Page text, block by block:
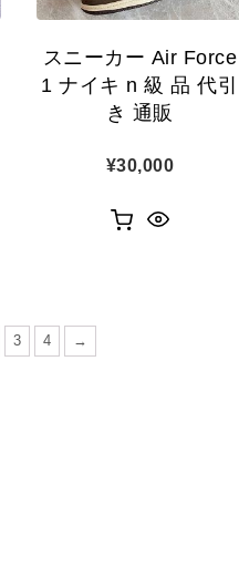
スニーカー Air Force
1 ナイキ n 級 品 代引
き 通販
¥30,000
3 4 →